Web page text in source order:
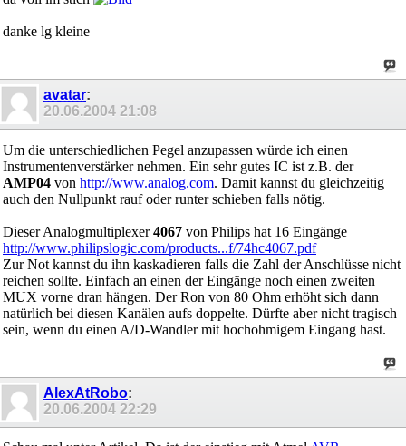
danke lg kleine
avatar:
20.06.2004 21:08
Um die unterschiedlichen Pegel anzupassen würde ich einen
Instrumentenverstärker nehmen. Ein sehr gutes IC ist z.B. der
AMP04 von http://www.analog.com. Damit kannst du gleichzeitig
auch den Nullpunkt rauf oder runter schieben falls nötig.
Dieser Analogmultiplexer4067 von Philips hat 16 Eingänge
http://www.philipslogic.com/products...f/74hc4067.pdf
Zur Not kannst du ihn kaskadieren falls die Zahl der Anschlüsse nicht
reichen sollte. Einfach an einen der Eingänge noch einen zweiten
MUX vorne dran hängen. Der Ron von 80 Ohm erhöht sich dann
natürlich bei diesen Kanälen aufs doppelte. Dürfte aber nicht tragisch
sein, wenn du einen A/D-Wandler mit hochohmigem Eingang hast.
AlexAtRobo:
20.06.2004 22:29